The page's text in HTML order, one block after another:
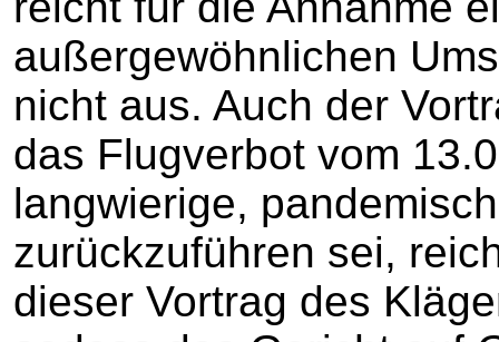
außergewöhnlichen
nicht aus. Auch der
das Flugverbot vom
langwierige,
zurückzuführen sei,
dieser Vortrag des